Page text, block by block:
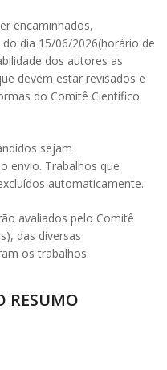
encaminhados,
dia 15/06/2026(horário de
dos autores as
devem estar revisados e
do Comitê Científico
sejam
envio. Trabalhos que
automaticamente.
avaliados pelo Comitê
das diversas
os trabalhos.
RESUMO